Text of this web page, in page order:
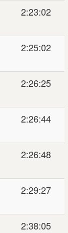
2:23:02
2:25:02
2:26:25
2:26:44
2:26:48
2:29:27
2:38:05